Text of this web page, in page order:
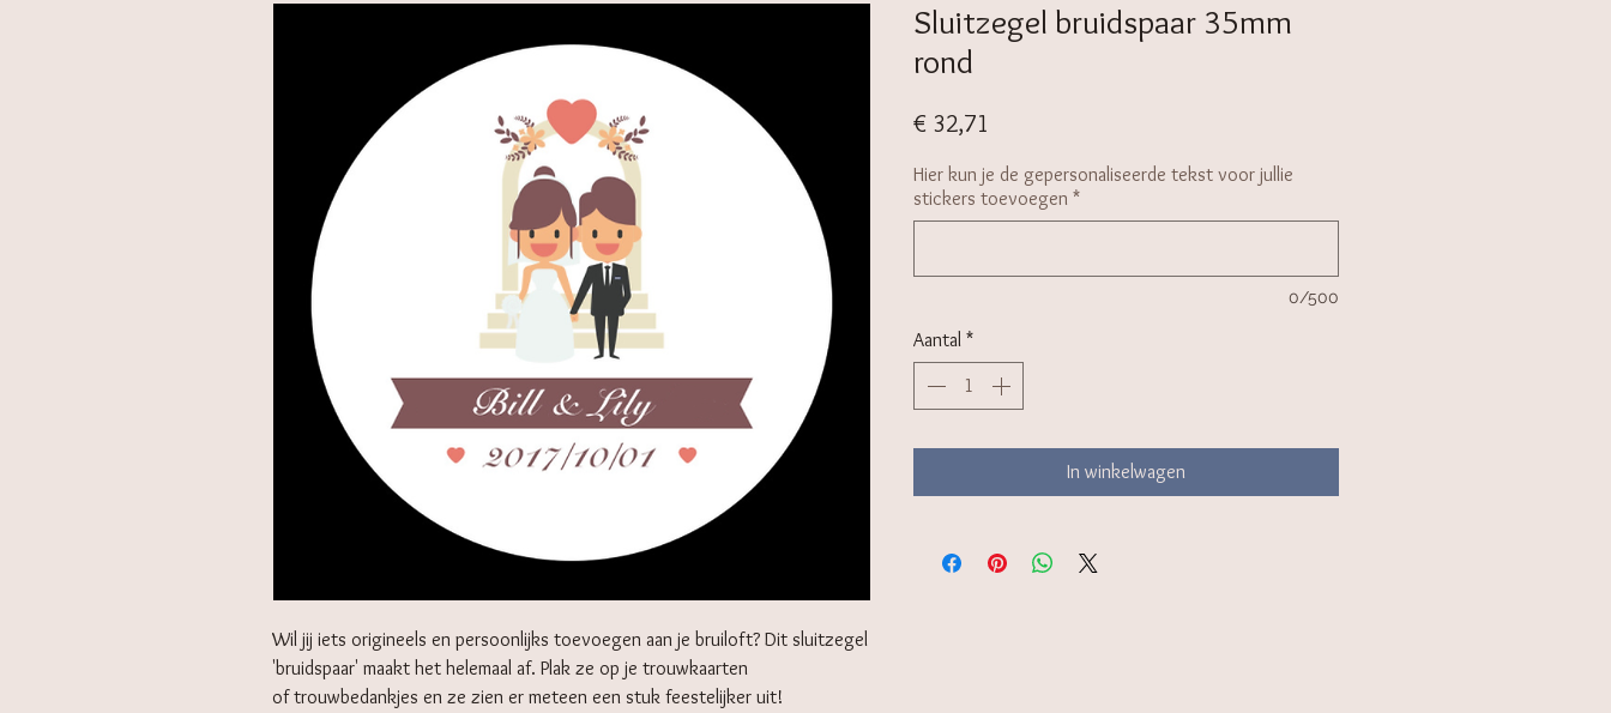
Wil jij iets origineels en persoonlijks toevoegen aan je bruiloft? Dit sluitzegel
'bruidspaar' maakt het helemaal af. Plak ze op je trouwkaarten
of trouwbedankjes en ze zien er meteen een stuk feestelijker uit!
Sluitzegel bruidspaar 35mm
rond
€ 32,71
Hier kun je de gepersonaliseerde tekst voor jullie
stickers toevoegen *
0/500
Aantal *
In winkelwagen